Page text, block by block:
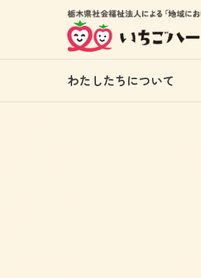
わたしたちについて